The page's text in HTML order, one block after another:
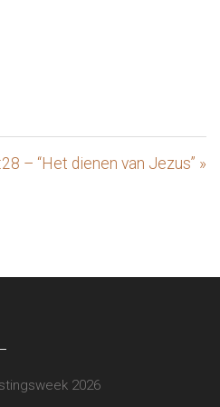
– “Het dienen van Jezus” »
2026